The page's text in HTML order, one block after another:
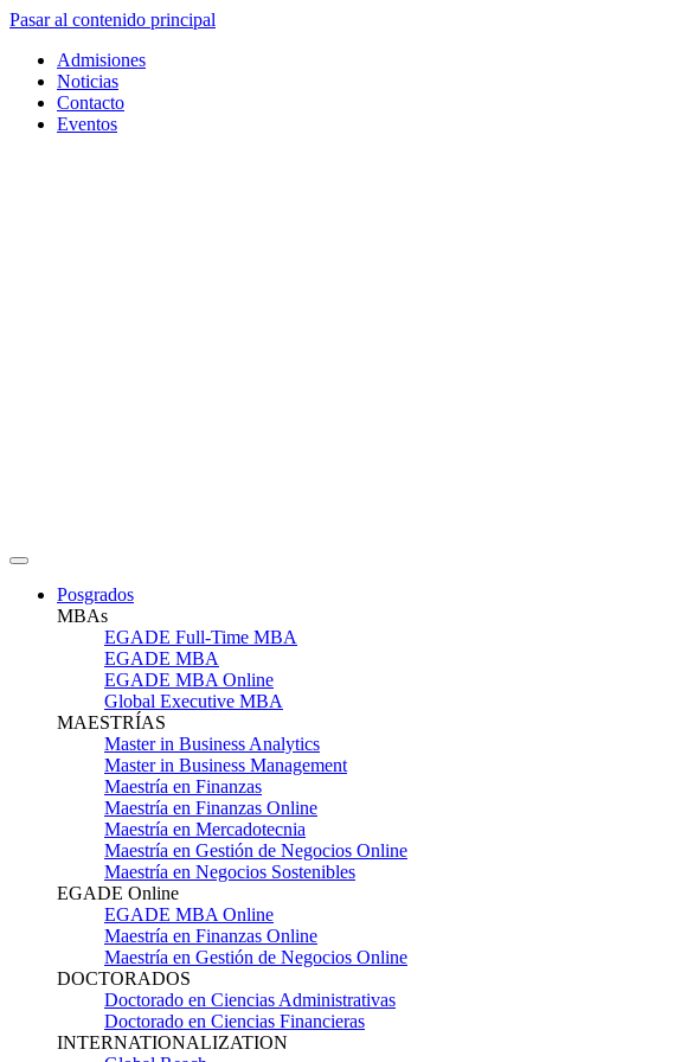
Pasar al contenido principal
Admisiones
Noticias
Contacto
Eventos
Posgrados
MBAs
EGADE Full-Time MBA
EGADE MBA
EGADE MBA Online
Global Executive MBA
MAESTRÍAS
Master in Business Analytics
Master in Business Management
Maestría en Finanzas
Maestría en Finanzas Online
Maestría en Mercadotecnia
Maestría en Gestión de Negocios Online
Maestría en Negocios Sostenibles
EGADE Online
EGADE MBA Online
Maestría en Finanzas Online
Maestría en Gestión de Negocios Online
DOCTORADOS
Doctorado en Ciencias Administrativas
Doctorado en Ciencias Financieras
INTERNATIONALIZATION